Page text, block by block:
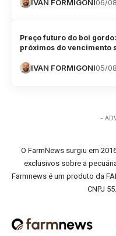
IVAN FORMIGONI06/
Preço futuro do boi
próximos do vencimento
IVAN FORMIGONI05/
-
O FarmNews surgiu em
exclusivos sobre a
Farmnews é um produto da
CNPJ